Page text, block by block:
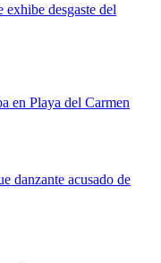
exhibe desgaste del
en Playa del Carmen
danzante acusado de